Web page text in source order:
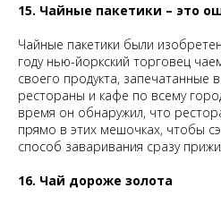
15. Чайные пакетики – это
Чайные пакетики были
году нью-йоркский торговец
своего продукта, запечатанные
рестораны и кафе по всему
время он обнаружил, что
прямо в этих мешочках, чтобы
способ заваривания сразу
16. Чай дороже золота